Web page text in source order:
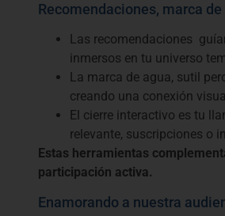
Recomendaciones, marca
Las recomendaciones
inmersos en tu universo
La marca de agua, sutil
creando una conexión
El cierre interactivo es tu
relevante, suscripciones o
Estas herramientas
participación activa.
Enamorando a nuestra